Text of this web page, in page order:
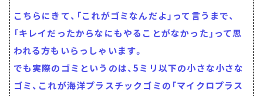
こちらにきて、「これがゴミなんだよ」って言うまで、
「キレイだったからなにもやることがなかった」って思
われる方もいらっしゃいます。
でも実際のゴミというのは、5ミリ以下の小さな小さな
ゴミ、これが海洋プラスチックゴミの「マイクロプラス